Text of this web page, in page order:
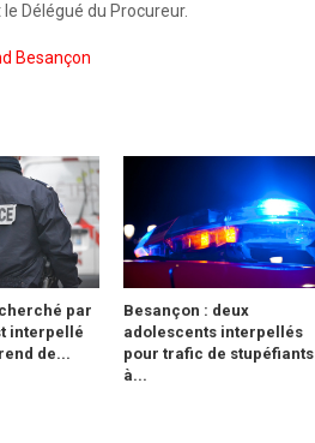
Délégué du Procureur.
Besançon
par
interpellé
de...
Besançon : deux
adolescents interpellés
pour trafic de stupéfiants
à...